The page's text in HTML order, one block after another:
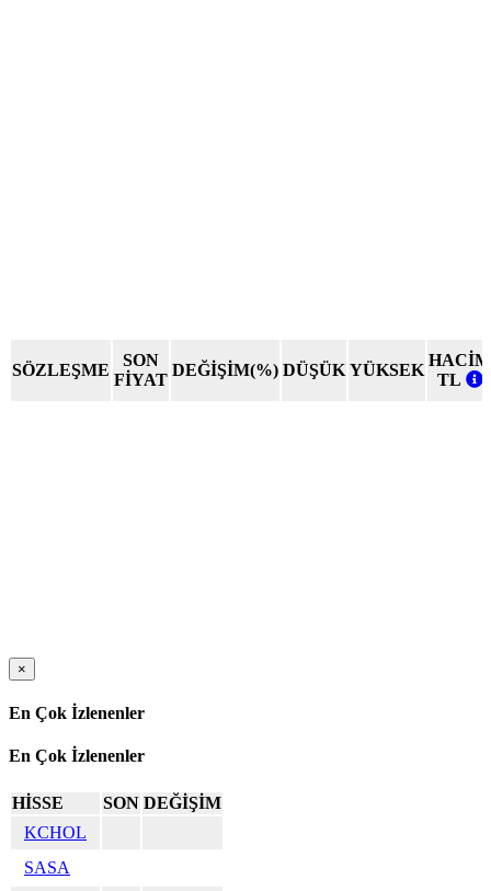
SÖZLEŞME
SON
FİYAT
DEĞİŞİM(%) DÜŞÜK YÜKSEK
HACİM
TL
×
En Çok İzlenenler
En Çok İzlenenler
HİSSE SON DEĞİŞİM
KCHOL
SASA